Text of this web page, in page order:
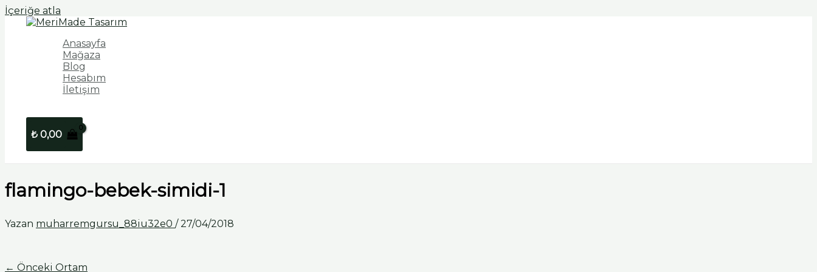
İçeriğe atla
Anasayfa
Mağaza
Blog
Hesabım
İletişim
₺ 0,00
flamingo-bebek-simidi-1
Yazan muharremgursu_88iu32e0 /27/04/2018
← Önceki Ortam